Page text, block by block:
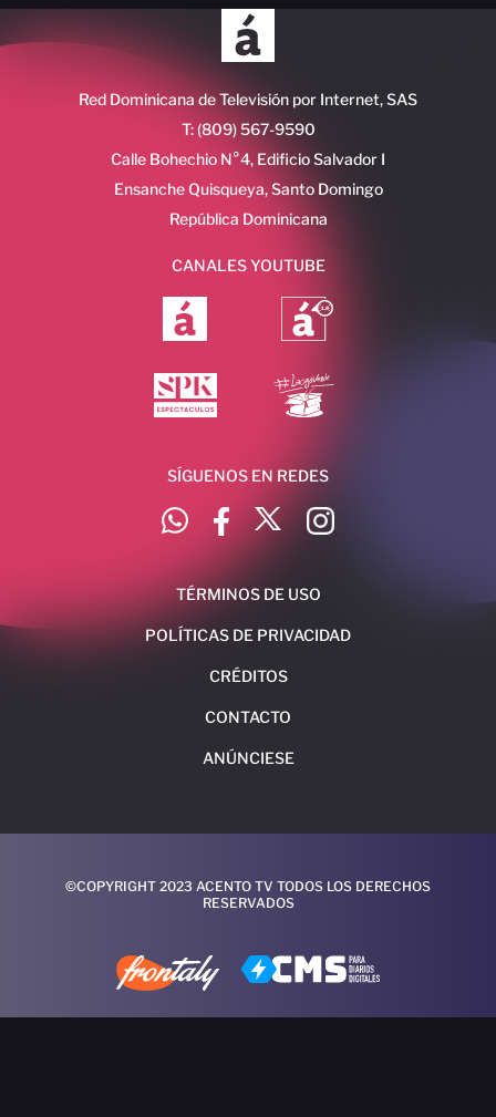
Red Dominicana de Televisión por Internet, SAS
T: (809) 567-9590
Calle Bohechio N°4, Edificio Salvador I
Ensanche Quisqueya, Santo Domingo
República Dominicana
CANALES YOUTUBE
SÍGUENOS EN REDES
TÉRMINOS DE USO
POLÍTICAS DE PRIVACIDAD
CRÉDITOS
CONTACTO
ANÚNCIESE
©COPYRIGHT 2023 ACENTO TV TODOS LOS DERECHOS
RESERVADOS